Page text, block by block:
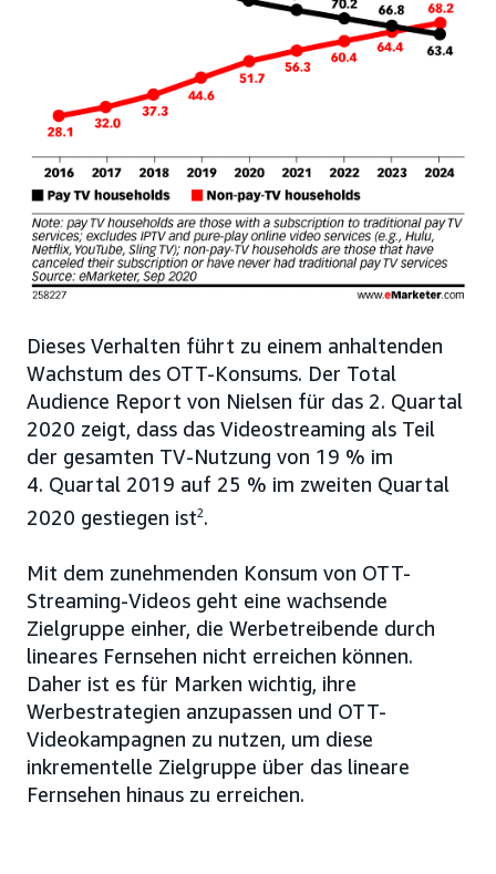
Dieses Verhalten führt zu einem anhaltenden
Wachstum des OTT-Konsums. Der Total
Audience Report von Nielsen für das 2. Quartal
2020 zeigt, dass das Videostreaming als Teil
der gesamten TV-Nutzung von 19 % im
4. Quartal 2019 auf 25 % im zweiten Quartal
2020 gestiegen ist2.
Mit dem zunehmenden Konsum von OTT-
Streaming-Videos geht eine wachsende
Zielgruppe einher, die Werbetreibende durch
lineares Fernsehen nicht erreichen können.
Daher ist es für Marken wichtig, ihre
Werbestrategien anzupassen und OTT-
Videokampagnen zu nutzen, um diese
inkrementelle Zielgruppe über das lineare
Fernsehen hinaus zu erreichen.